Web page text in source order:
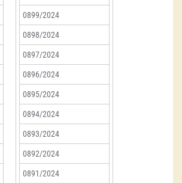
0899/2024
0898/2024
0897/2024
0896/2024
0895/2024
0894/2024
0893/2024
0892/2024
0891/2024